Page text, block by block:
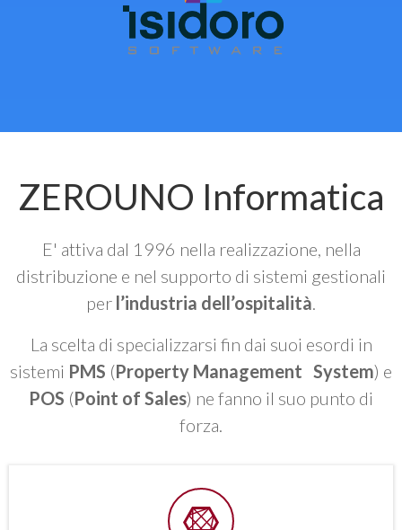
ZEROUNO Informatica
E' attiva dal 1996 nella realizzazione, nella
distribuzione e nel supporto di sistemi gestionali
per l’industria dell’ospitalità
La scelta di specializzarsi fin dai suoi esordi in
sistemi PMS (Property Management System) e
POS (Point of Sales) ne fanno il suo punto di
forza.